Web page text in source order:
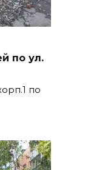
по ул.
по